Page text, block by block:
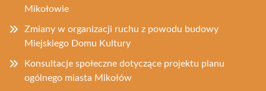
Mikołowie
Zmiany w organizacji ruchu z powodu budowy
Miejskiego Domu Kultury
Konsultacje społeczne dotyczące projektu planu
ogólnego miasta Mikołów